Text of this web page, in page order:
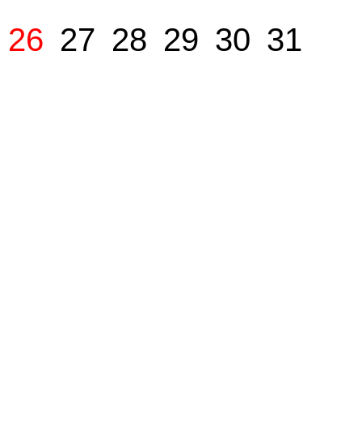
26 27 28 29 30 31